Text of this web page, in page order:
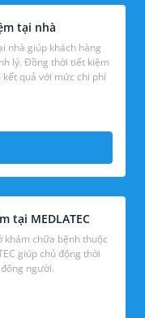
tại nhà
nhà giúp khách hàng
lý. Đồng thời tiết kiệm
tại MEDLATEC
chữa bệnh thuộc
giúp chủ động thời
chế tiếp xúc đông người.